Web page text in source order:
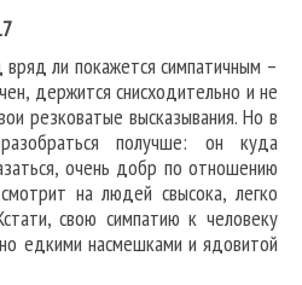
ли покажется симпатичным –
держится снисходительно и не
резковатые высказывания. Но в
получше: он куда
очень добр по отношению
на людей свысока, легко
свою симпатию к человеку
едкими насмешками и ядовитой